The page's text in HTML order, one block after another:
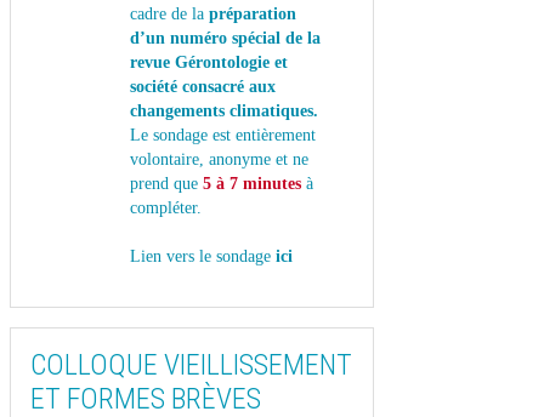
cadre de la préparation
d’un numéro spécial de la
revue Gérontologie et
société consacré aux
changements climatiques.
Le sondage est entièrement
volontaire, anonyme et ne
prend que 5 à 7 minutes à
compléter.
Lien vers le sondage ici
COLLOQUE VIEILLISSEMENT
ET FORMES BRÈVES